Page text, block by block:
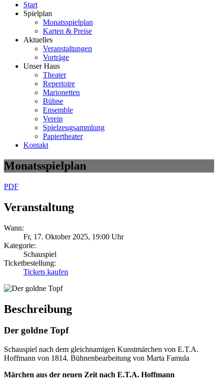
Start
Spielplan
Monatsspielplan
Karten & Preise
Aktuelles
Veranstaltungen
Vorträge
Unser Haus
Theater
Repertoire
Marionetten
Bühne
Ensemble
Verein
Spielzeugsammlung
Papiertheater
Kontakt
Monatsspielplan
PDF
Veranstaltung
Wann:
Fr, 17. Oktober 2025, 19:00 Uhr
Kategorie:
Schauspiel
Ticketbestellung:
Tickets kaufen
Beschreibung
Der goldne Topf
Schauspiel nach dem gleichnamigen Kunstmärchen von E.T.A.
Hoffmann von 1814. Bühnenbearbeitung von Marta Famula
Märchen aus der neuen Zeit nach E.T.A. Hoffmann